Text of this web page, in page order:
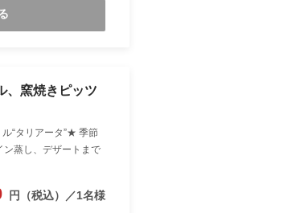
、窯焼きピッツ
“タリアータ”★ 季節
ン蒸し、デザートまで